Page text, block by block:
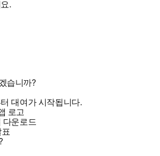
.
습니까?
대여가 시작됩니다.
다운로드